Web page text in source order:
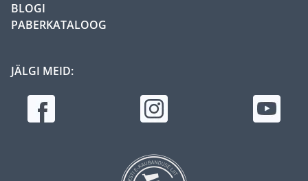
BLOGI
PABERKATALOOG
JÄLGI MEID: